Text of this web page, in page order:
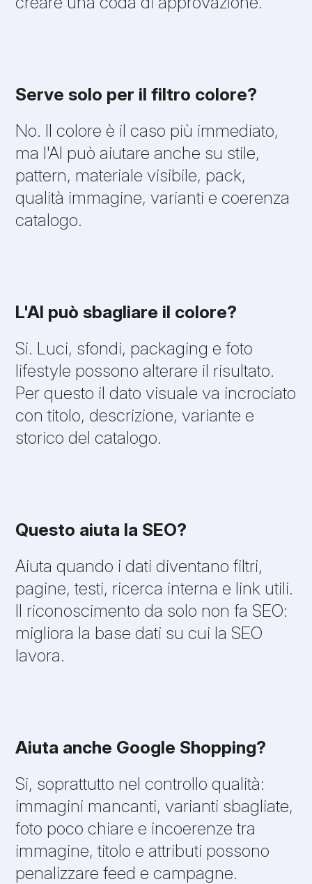
Serve solo per il filtro colore?
No. Il colore è il caso più immediato,
ma l'AI può aiutare anche su stile,
pattern, materiale visibile, pack,
qualità immagine, varianti e coerenza
catalogo.
L'AI può sbagliare il colore?
Si. Luci, sfondi, packaging e foto
lifestyle possono alterare il risultato.
Per questo il dato visuale va incrociato
con titolo, descrizione, variante e
storico del catalogo.
Questo aiuta la SEO?
Aiuta quando i dati diventano filtri,
pagine, testi, ricerca interna e link utili.
Il riconoscimento da solo non fa SEO:
migliora la base dati su cui la SEO
lavora.
Aiuta anche Google Shopping?
Si, soprattutto nel controllo qualità:
immagini mancanti, varianti sbagliate,
foto poco chiare e incoerenze tra
immagine, titolo e attributi possono
penalizzare feed e campagne.